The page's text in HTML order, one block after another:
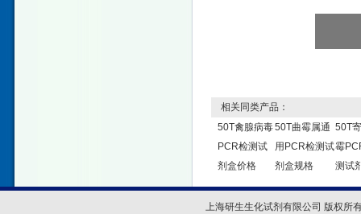
相关同类产品：
50T禽腺病毒
PCR检测试
剂盒价格
50T曲霉属通
用PCR检测试
剂盒规格
50T
霉
测试
上海研生生化试剂有限公司 版权所